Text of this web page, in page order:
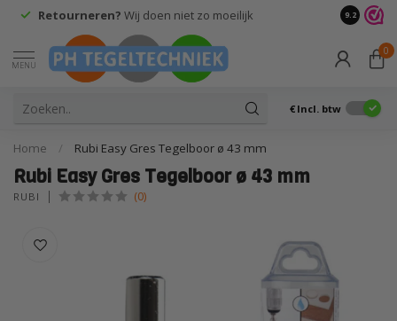
Retourneren? Wij doen niet zo moeilijk 9.2
MENU
0
€ Incl. btw
Home / Rubi Easy Gres Tegelboor ø 43 mm
Rubi Easy Gres Tegelboor ø 43 mm
RUBI (0)